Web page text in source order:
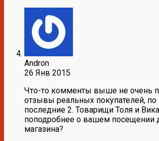
Andron
26 Янв 2015
Что-то комменты выше не очень
отзывы реальных покупателей,
последние 2. Товарищи Толя и
поподробнее о вашем посещении
магазина?